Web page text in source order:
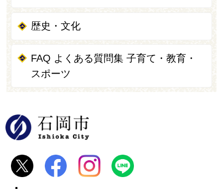
歴史・文化
FAQ よくある質問集 子育て・教育・
スポーツ